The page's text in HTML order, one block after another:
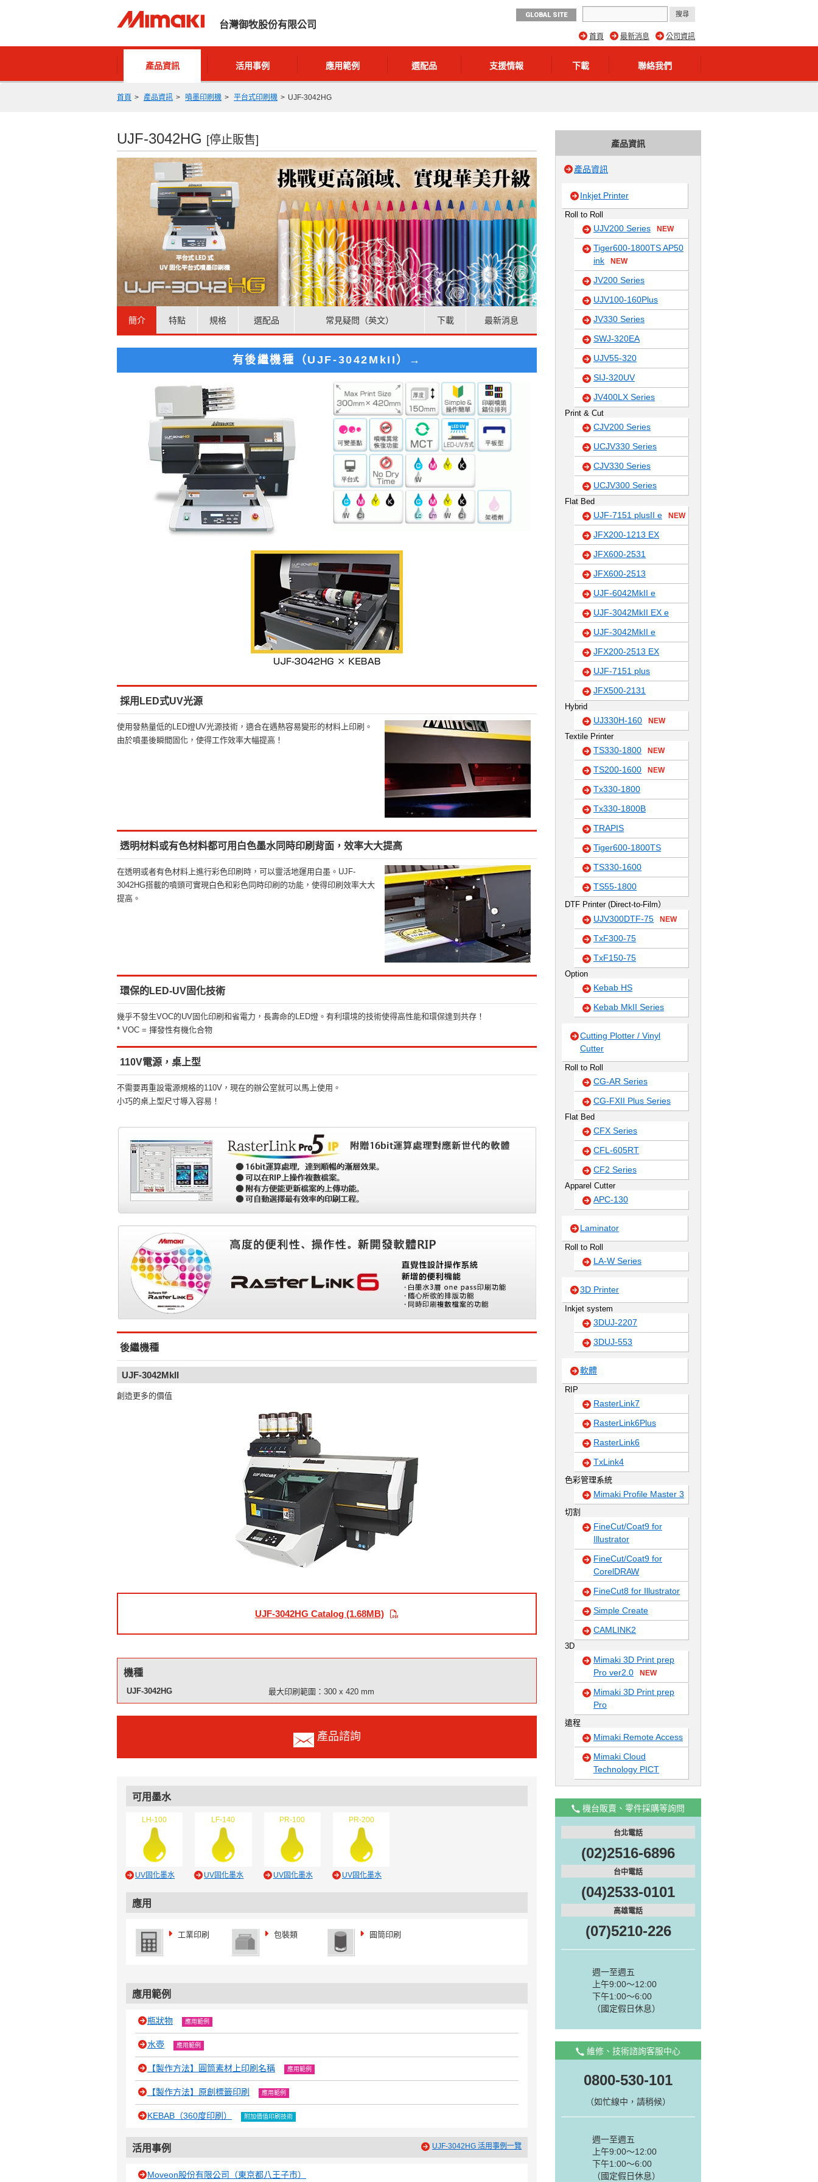
台灣御牧股份有限公司
GLOBAL SITE
公司資訊
最新消息
首頁
產品資訊 活用事例 應用範例 選配品 支援情報 下載 聯絡我們
首頁 產品資訊 噴墨印刷機 平台式印刷機 UJF-3042HG
UJF-3042HG [停止販售]
簡介 特點 規格 選配品 常見疑問（英文） 下載 最新消息
有後繼機種（UJF-3042MkII）→
採用LED式UV光源
使用發熱量低的LED燈UV光源技術，適合在遇熱容易變形的材料上印刷。
由於噴墨後瞬間固化，使得工作效率大幅提高！
透明材料或有色材料都可用白色墨水同時印刷背面，效率大大提高
在透明或者有色材料上進行彩色印刷時，可以靈活地運用白墨。UJF-
3042HG搭載的噴頭可實現白色和彩色同時印刷的功能，使得印刷效率大大
提高。
環保的LED-UV固化技術
幾乎不發生VOC的UV固化印刷和省電力，長壽命的LED燈。有利環境的技術使得高性能和環保達到共存！
* VOC = 揮發性有機化合物
110V電源，桌上型
不需要再重設電源規格的110V，現在的辦公室就可以馬上使用。
小巧的桌上型尺寸導入容易！
後繼機種
UJF-3042MkII
創造更多的價值
UJF-3042HG Catalog (1.68MB)
機種
UJF-3042HG 最大印刷範圍：300 x 420 mm
產品諮詢
可用墨水
LH-100
UV固化墨水
LF-140
UV固化墨水
PR-100
UV固化墨水
PR-200
UV固化墨水
應用
工業印刷 包裝類 圓筒印刷
應用範例
瓶狀物 應用範例
水壺 應用範例
【製作方法】圓筒素材上印刷名稱 應用範例
【製作方法】原創標籤印刷 應用範例
KEBAB（360度印刷） 附加價值印刷技術
活用事例 UJF-3042HG 活用事例一覽
Moveon股份有限公司（東京都八王子市）
產品資訊
產品資訊
Inkjet Printer
Roll to Roll
UJV200 Series NEW
Tiger600-1800TS AP50
ink
NEW
JV200 Series
UJV100-160Plus
JV330 Series
SWJ-320EA
UJV55-320
SIJ-320UV
JV400LX Series
Print & Cut
CJV200 Series
UCJV330 Series
CJV330 Series
UCJV300 Series
Flat Bed
UJF-7151 plusII e NEW
JFX200-1213 EX
JFX600-2531
JFX600-2513
UJF-6042MkII e
UJF-3042MkII EX e
UJF-3042MkII e
JFX200-2513 EX
UJF-7151 plus
JFX500-2131
Hybrid
UJ330H-160 NEW
Textile Printer
TS330-1800 NEW
TS200-1600 NEW
Tx330-1800
Tx330-1800B
TRAPIS
Tiger600-1800TS
TS330-1600
TS55-1800
DTF Printer (Direct-to-Film）
UJV300DTF-75 NEW
TxF300-75
TxF150-75
Option
Kebab HS
Kebab MkII Series
Cutting Plotter / Vinyl
Cutter
Roll to Roll
CG-AR Series
CG-FXII Plus Series
Flat Bed
CFX Series
CFL-605RT
CF2 Series
Apparel Cutter
APC-130
Laminator
Roll to Roll
LA-W Series
3D Printer
Inkjet system
3DUJ-2207
3DUJ-553
軟體
RIP
RasterLink7
RasterLink6Plus
RasterLink6
TxLink4
色彩管理系統
Mimaki Profile Master 3
切割
FineCut/Coat9 for
Illustrator
FineCut/Coat9 for
CorelDRAW
FineCut8 for Illustrator
Simple Create
CAMLINK2
3D
Mimaki 3D Print prep
Pro ver2.0
NEW
Mimaki 3D Print prep
Pro
遠程
Mimaki Remote Access
Mimaki Cloud
Technology PICT
機台販賣、零件採購等詢問
台北電話
(02)2516-6896
台中電話
(04)2533-0101
高雄電話
(07)5210-226
週一至週五
上午9:00～12:00
下午1:00～6:00
（國定假日休息）
維修、技術諮詢客服中心
0800-530-101
（如忙線中，請稍候）
週一至週五
上午9:00～12:00
下午1:00～6:00
（國定假日休息）